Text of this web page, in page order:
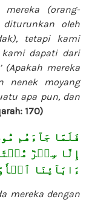
mereka (orang-
oleh
tetapi kami
dapati dari
(Apakah mereka
nenek moyang
apa pun, dan
170)
فَلَمَّا جَآءَهُم
إِلَّا سِحۡرٞ
ءَابَآئِنَا
mereka dengan